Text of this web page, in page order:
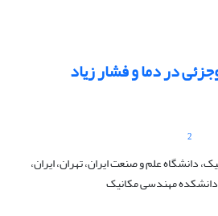
در دما و فشار زیاد
2
دانشگاه علم و صنعت ایران، تهران، ایران،
مهندسی مکانیک